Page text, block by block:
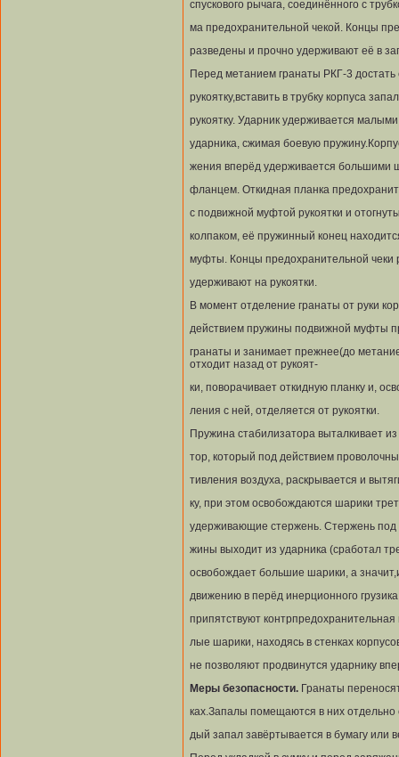
спускового рычага, соединённого с
ма предохранительной чекой. Концы
разведены и прочно удерживают её в
Перед метанием гранаты РКГ-3 достать
рукоятку,вставить в трубку корпуса
рукоятку. Ударник удерживается
ударника, сжимая боевую
жения вперёд удерживается большими
фланцем. Откидная планка
с подвижной муфтой рукоятки и
колпаком, её пружинный конец
муфты. Концы предохранительной чеки
удерживают на рукоятки.
В момент отделение гранаты от руки
действием пружины подвижной муфты
гранаты и занимает прежнее(до
отходит назад от рукоят-
ки, поворачивает откидную планку и,
ления с ней, отделяется от рукоятки.
Пружина стабилизатора выталкивает из
тор, который под действием
тивления воздуха, раскрывается и
ку, при этом освобождаются шарики
удерживающие стержень. Стержень под
жины выходит из ударника (сработал
освобождает большие шарики, а
движению в перёд инерционного
припятствуют
лые шарики, находясь в стенках
не позволяют продвинутся ударнику
Меры безопасности. Гранаты
ках.Запалы помещаются в них отдельно
дый запал завёртывается в бумагу или